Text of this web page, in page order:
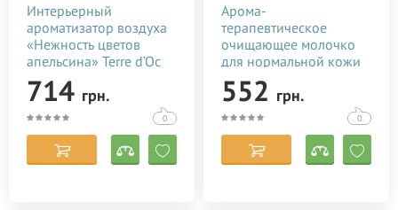
Интерьерный
ароматизатор воздуха
«Нежность цветов
апельсина» Terre d’Oc
100 мл
714 грн.
0
Арома-
терапевтическое
очищающее молочко
для нормальной кожи
Christina Fresh-Aroma
Theraputic Cleansing
Milk for normal skin 300
552 грн.
0